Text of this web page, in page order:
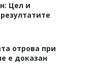
Цел и
отрова при
е доказан